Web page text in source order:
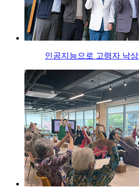
인공지능으로 고령자 낙